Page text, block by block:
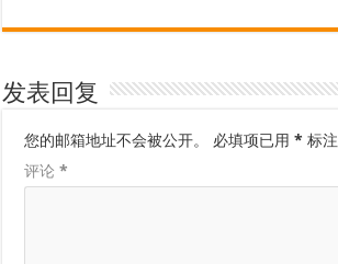
发表回复
您的邮箱地址不会被公开。 必填项已用* 标注
评论*